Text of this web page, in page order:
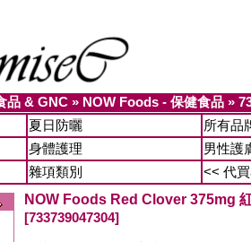
品 & GNC » NOW Foods - 保健食品 »
夏日防曬
所有品
身體護理
男性護
雜項類別
<< 代
NOW Foods Red Clover 375mg
[733739047304]